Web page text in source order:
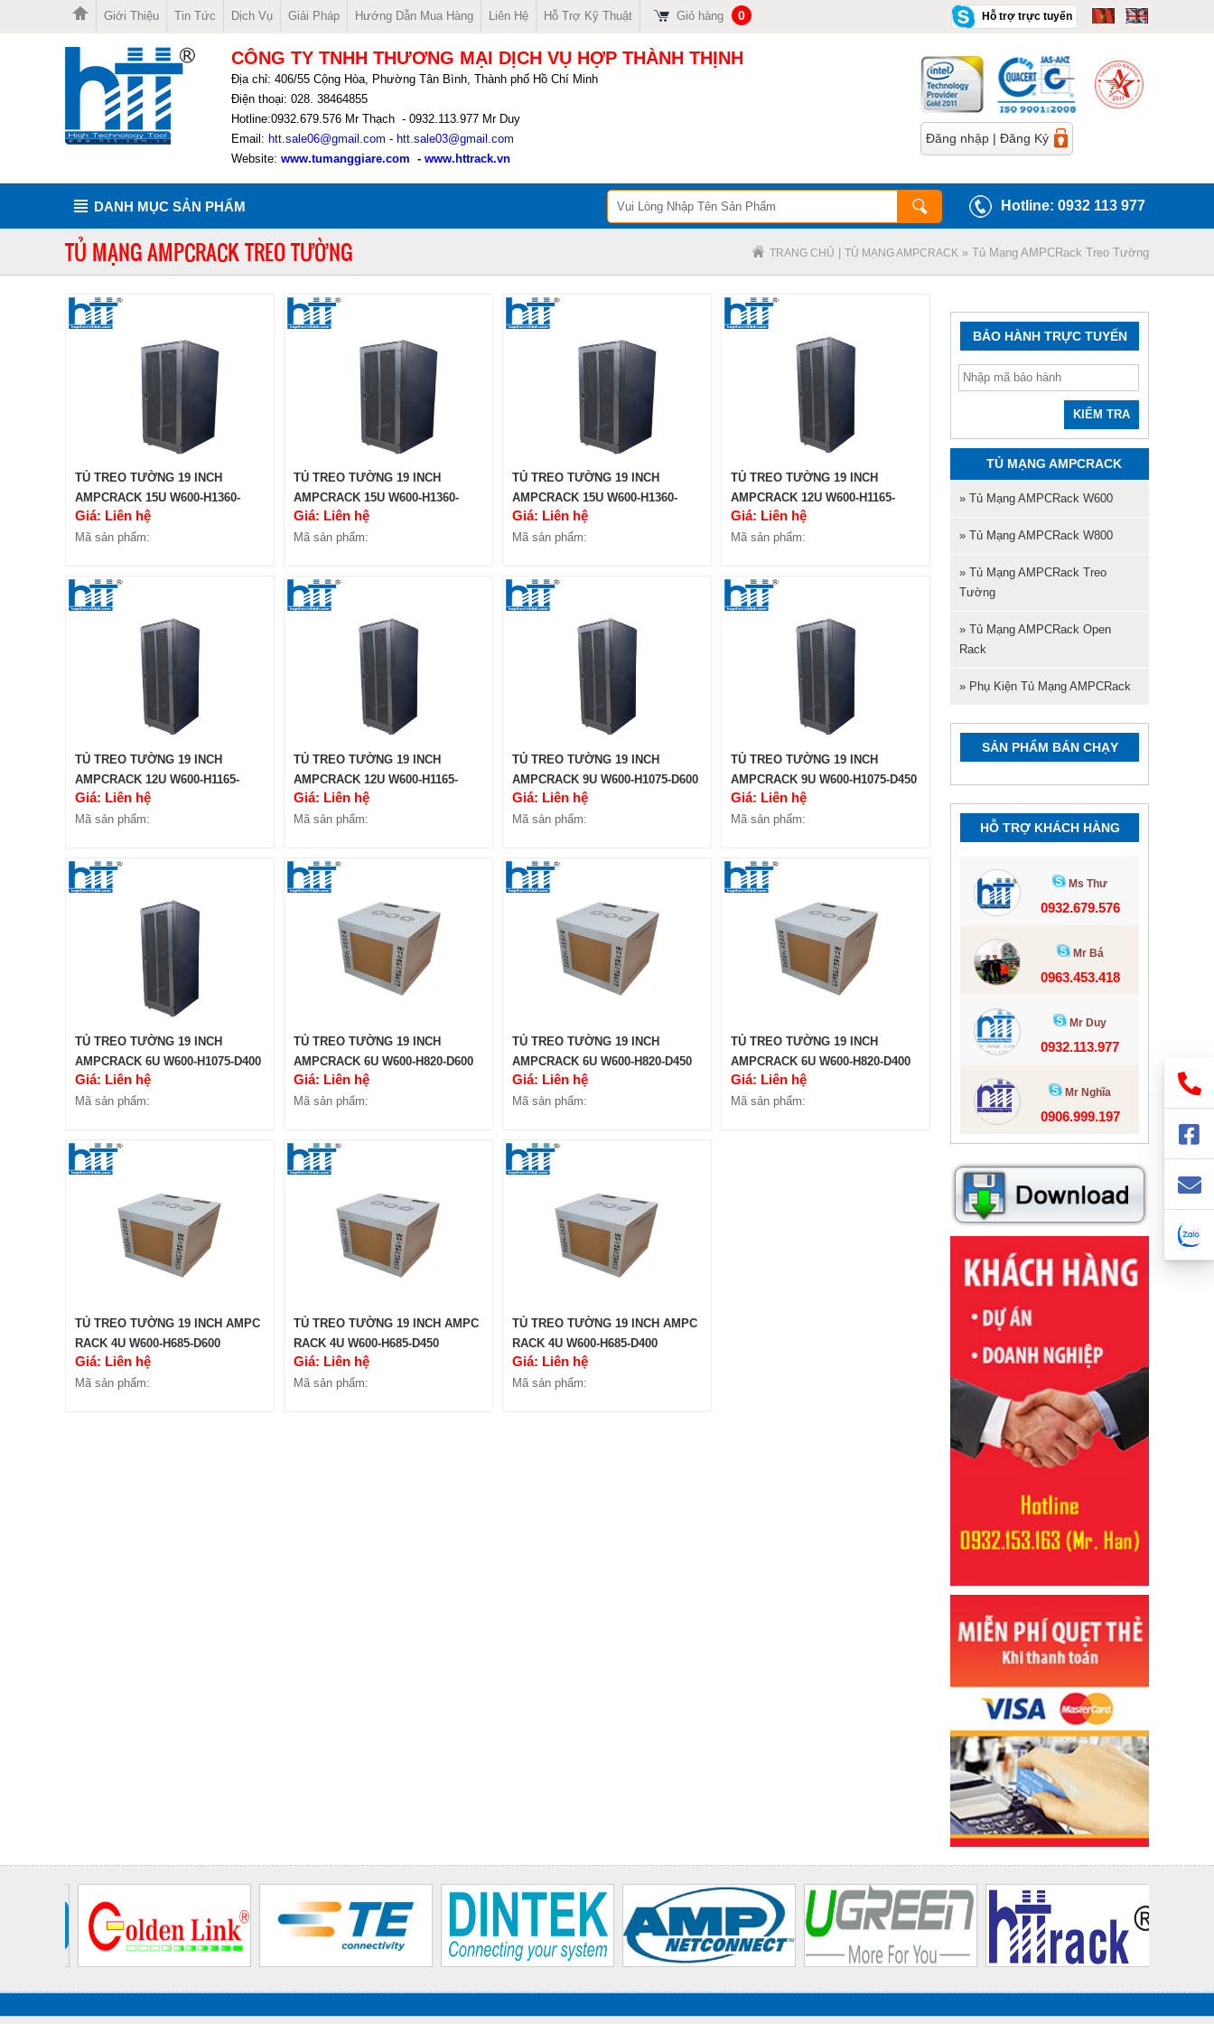
Giới Thiệu Tin Tức Dịch Vụ Giải Pháp Hướng Dẫn Mua Hàng Liên Hệ Hỗ Trợ Kỹ Thuật Giỏ hàng 0 Hỗ trợ trực tuyến
CÔNG TY TNHH THƯƠNG MẠI DỊCH VỤ HỢP THÀNH THỊNH
Địa chỉ: 406/55 Cộng Hòa, Phường Tân Bình, Thành phố Hồ Chí Minh
Điện thoại: 028. 38464855
Hotline:0932.679.576 Mr Thạch - 0932.113.977 Mr Duy
Email: htt.sale06@gmail.com - htt.sale03@gmail.com
Website: www.tumanggiare.com - www.httrack.vn
Đăng nhập |Đăng Ký
DANH MỤC SẢN PHẨM Hotline: 0932 113 977
TỦ MẠNG AMPCRACK TREO TƯỜNG TRANG CHỦ TỦ MẠNG AMPCRACK » Tủ Mạng AMPCRack Treo Tường
TỦ TREO TƯỜNG 19 INCH
AMPCRACK 15U W600-H1360-
D600
Giá: Liên hệ
Mã sản phẩm:
TỦ TREO TƯỜNG 19 INCH
AMPCRACK 15U W600-H1360-
D450
Giá: Liên hệ
Mã sản phẩm:
TỦ TREO TƯỜNG 19 INCH
AMPCRACK 15U W600-H1360-
D400
Giá: Liên hệ
Mã sản phẩm:
TỦ TREO TƯỜNG 19 INCH
AMPCRACK 12U W600-H1165-
D600
Giá: Liên hệ
Mã sản phẩm:
TỦ TREO TƯỜNG 19 INCH
AMPCRACK 12U W600-H1165-
D450
Giá: Liên hệ
Mã sản phẩm:
TỦ TREO TƯỜNG 19 INCH
AMPCRACK 12U W600-H1165-
D400
Giá: Liên hệ
Mã sản phẩm:
TỦ TREO TƯỜNG 19 INCH
AMPCRACK 9U W600-H1075-D600
Giá: Liên hệ
Mã sản phẩm:
TỦ TREO TƯỜNG 19 INCH
AMPCRACK 9U W600-H1075-D450
Giá: Liên hệ
Mã sản phẩm:
TỦ TREO TƯỜNG 19 INCH
AMPCRACK 6U W600-H1075-D400
Giá: Liên hệ
Mã sản phẩm:
TỦ TREO TƯỜNG 19 INCH
AMPCRACK 6U W600-H820-D600
Giá: Liên hệ
Mã sản phẩm:
TỦ TREO TƯỜNG 19 INCH
AMPCRACK 6U W600-H820-D450
Giá: Liên hệ
Mã sản phẩm:
TỦ TREO TƯỜNG 19 INCH
AMPCRACK 6U W600-H820-D400
Giá: Liên hệ
Mã sản phẩm:
TỦ TREO TƯỜNG 19 INCH AMPC
RACK 4U W600-H685-D600
Giá: Liên hệ
Mã sản phẩm:
TỦ TREO TƯỜNG 19 INCH AMPC
RACK 4U W600-H685-D450
Giá: Liên hệ
Mã sản phẩm:
TỦ TREO TƯỜNG 19 INCH AMPC
RACK 4U W600-H685-D400
Giá: Liên hệ
Mã sản phẩm:
BẢO HÀNH TRỰC TUYẾN
KIỂM TRA
TỦ MẠNG AMPCRACK
» Tủ Mạng AMPCRack W600
» Tủ Mạng AMPCRack W800
» Tủ Mạng AMPCRack Treo
Tường
» Tủ Mạng AMPCRack Open
Rack
» Phụ Kiện Tủ Mạng AMPCRack
SẢN PHẨM BÁN CHẠY
HỖ TRỢ KHÁCH HÀNG
Ms Thư
0932.679.576
Mr Bá
0963.453.418
Mr Duy
0932.113.977
Mr Nghĩa
0906.999.197